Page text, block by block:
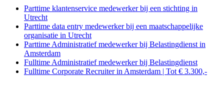
Parttime klantenservice medewerker bij een stichting in
Utrecht
Parttime data entry medewerker bij een maatschappelijke
organisatie in Utrecht
Parttime Administratief medewerker bij Belastingdienst in
Amsterdam
Fulltime Administratief medewerker bij Belastingdienst
Fulltime Corporate Recruiter in Amsterdam | Tot € 3.300,-